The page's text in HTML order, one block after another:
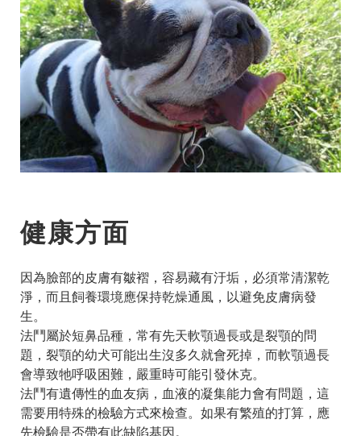
健康方面
因為臉部的皮膚有皺褶，容易藏有汙垢，必須常清潔乾
淨，而且飼養環境應保持乾燥通風，以避免皮膚病發
生。
法鬥屬於短鼻品種，常有先天軟顎過長或是裂顎的問
題，裂顎的幼犬可能出生沒多久就會死掉，而軟顎過長
會導致牠呼吸困難，嚴重時可能引發休克。
法鬥有遺傳性的血友病，血液的凝集能力會有問題，這
需要用特殊的檢驗方式來檢查。如果有繁殖的打算，應
先檢驗是否帶有此缺陷基因。